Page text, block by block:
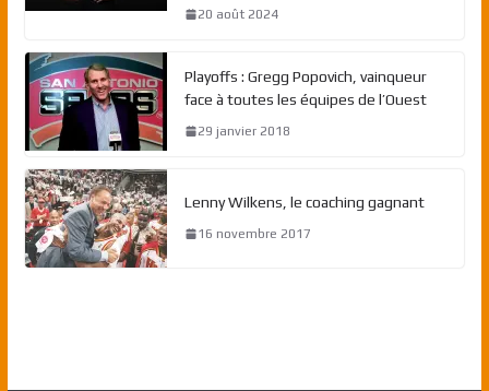
20 août 2024
Playoffs : Gregg Popovich, vainqueur
face à toutes les équipes de l’Ouest
29 janvier 2018
Lenny Wilkens, le coaching gagnant
16 novembre 2017